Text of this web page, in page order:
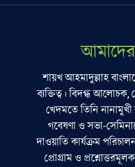
শায়খ আহমাদুল্লাহ
ব্যক্তিত্ব। বিদগ্ধ
খেদমতে তিনি
গবেষণা ও সভা-
দাওয়াতি কার্যক্রম
প্রোগ্রাম ও